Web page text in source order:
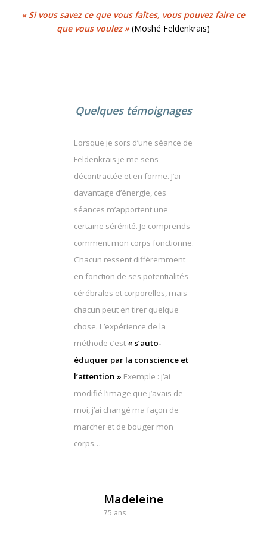
« Si vous savez ce que vous faîtes, vous pouvez faire ce
que vous voulez » (Moshé Feldenkrais)
Quelques témoignages
Lorsque je sors d’une séance de
Feldenkrais je me sens
décontractée et en forme. J’ai
davantage d’énergie, ces
séances m’apportent une
certaine sérénité. Je comprends
comment mon corps fonctionne.
Chacun ressent différemment
en fonction de ses potentialités
cérébrales et corporelles, mais
chacun peut en tirer quelque
chose. L’expérience de la
méthode c’est « s’auto-
éduquer par la conscience et
l’attention » Exemple : j’ai
modifié l’image que j’avais de
moi, j’ai changé ma façon de
marcher et de bouger mon
corps…
Madeleine
75 ans